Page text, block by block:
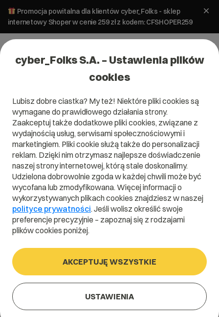
Promocja powitalna dla klientów cyber_Folks - sklep
internetowy Shoper w cenie 259 zł z kodem: CFSHOPER259
Domena .reisen
rusz w podróż
.reisen
Szukaj
cyber_Folks S.A. – Ustawienia plików
cookies
Lubisz dobre ciastka? My też! Niektóre pliki cookies są
wymagane do prawidłowego działania strony.
Zaakceptuj także dodatkowe pliki cookies, związane z
wydajnością usług, serwisami społecznościowymi i
marketingiem. Pliki cookie służą także do personalizacji
reklam. Dzięki nim otrzymasz najlepsze doświadczenie
naszej strony internetowej, którą stale doskonalimy.
Udzielona dobrowolnie zgoda w każdej chwili może być
wycofana lub zmodyfikowana. Więcej informacji o
wykorzystywanych plikach cookies znajdziesz w naszej
polityce prywatności. Jeśli wolisz określić swoje
preferencje precyzyjnie – zapoznaj się z rodzajami
plików cookies poniżej.
AKCEPTUJĘ WSZYSTKIE
USTAWIENIA